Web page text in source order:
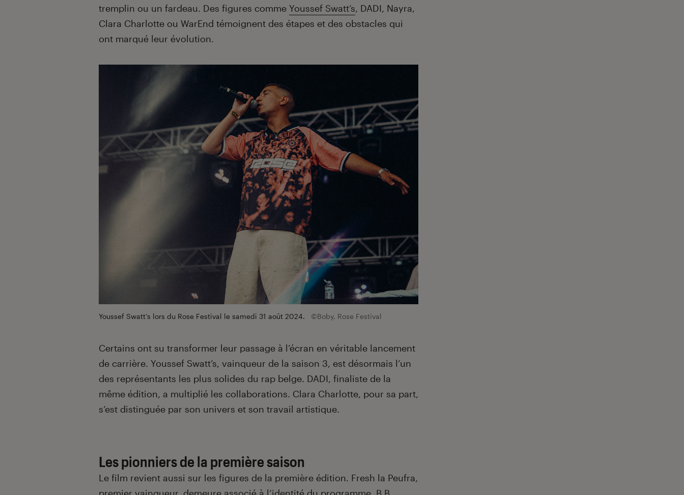
tremplin ou un fardeau. Des figures comme Youssef Swatt’s, DADI, Nayra,
Clara Charlotte ou WarEnd témoignent des étapes et des obstacles qui
ont marqué leur évolution.
Youssef Swatt’s lors du Rose Festival le samedi 31 août 2024. ©Boby, Rose Festival
Certains ont su transformer leur passage à l’écran en véritable lancement
de carrière. Youssef Swatt’s, vainqueur de la saison 3, est désormais l’un
des représentants les plus solides du rap belge. DADI, finaliste de la
même édition, a multiplié les collaborations. Clara Charlotte, pour sa part,
s’est distinguée par son univers et son travail artistique.
Les pionniers de la première saison
Le film revient aussi sur les figures de la première édition. Fresh la Peufra,